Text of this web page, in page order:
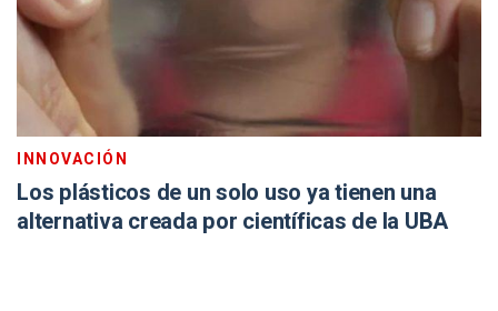
INNOVACIÓN
Los plásticos de un solo uso ya tienen una
alternativa creada por científicas de la UBA